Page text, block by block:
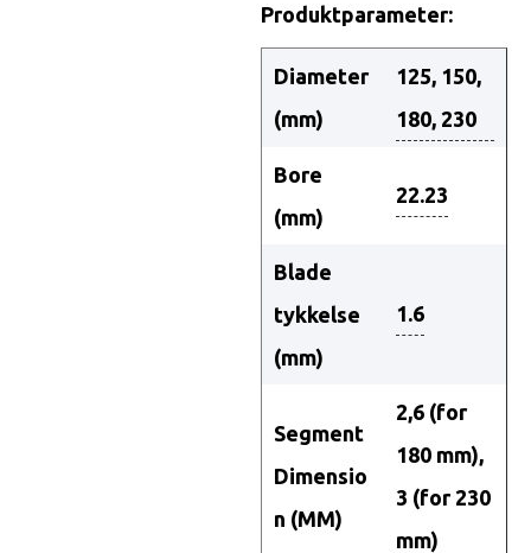
Produktparameter:
Diameter
(mm)
125, 150,
180, 230
Bore
(mm)
22.23
Blade
tykkelse
(mm)
1.6
Segment
Dimensio
n (MM)
2,6 (for
180 mm),
3 (for 230
mm)